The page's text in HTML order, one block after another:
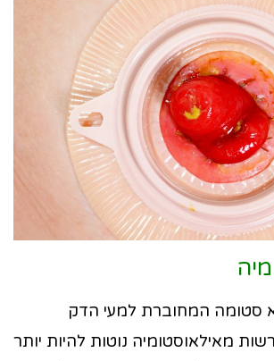
סטומה המחוברת למעי הדק
מאילאוסטומיה נוטות להיות יותר